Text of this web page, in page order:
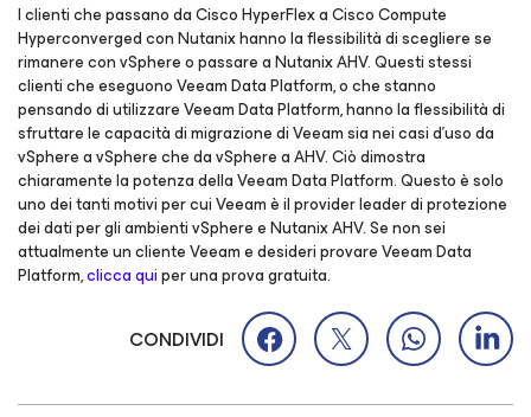
I clienti che passano da Cisco HyperFlex a Cisco Compute
Hyperconverged con Nutanix hanno la flessibilità di scegliere se
rimanere con vSphere o passare a Nutanix AHV. Questi stessi
clienti che eseguono Veeam Data Platform, o che stanno
pensando di utilizzare Veeam Data Platform, hanno la flessibilità di
sfruttare le capacità di migrazione di Veeam sia nei casi d’uso da
vSphere a vSphere che da vSphere a AHV. Ciò dimostra
chiaramente la potenza della Veeam Data Platform. Questo è solo
uno dei tanti motivi per cui Veeam è il provider leader di protezione
dei dati per gli ambienti vSphere e Nutanix AHV. Se non sei
attualmente un cliente Veeam e desideri provare Veeam Data
Platform,clicca quiper una prova gratuita.
CONDIVIDI